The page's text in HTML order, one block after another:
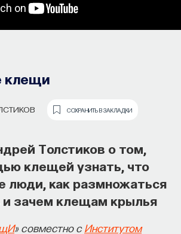
клещи
СОХРАНИТЬ В ЗАКЛАДКИ
Толстиков о том,
клещей узнать, что
люди, как размножаться
зачем клещам крылья
» совместно cИнститутом
помогает составлять
мнение
в мире?